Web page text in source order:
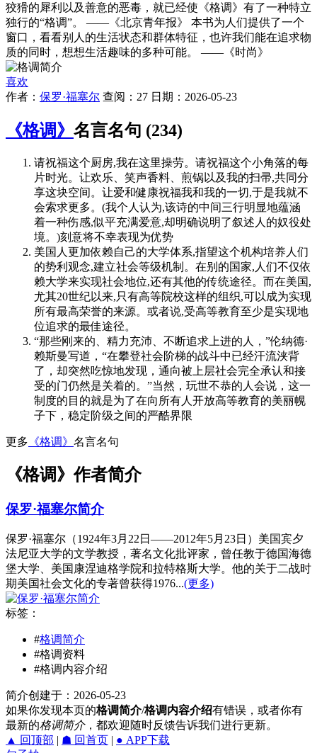
狡猾的犀利以及善意的恶毒，就已经使《格调》有了一种特立
独行的“格调”。 ——《北京青年报》 本书为人们提供了一个
窗口，看看别人的生活状态和群体特征，也许我们能在追求物
质的同时，想想生活趣味的多种可能。 ——《时尚》
喜欢
作者： 保罗·福塞尔 查阅：27 日期：2026-05-23
《格调》 名言名句 (234)
请祝福这个厨房,我在这里操劳。请祝福这个小角落的每
片时光。让欢乐、笑声香料、煎锅以及我的扫帚,共同分
享这块空间。让爱和健康祝福我和我的一切,于是我就不
会索求更多。(我个人认为,该诗的中间三行明显地蕴涵
着一种伤感,似平充满爱意,却明确说明了叙述人的奴役处
境。)刻意将不幸表现为优势
美国人更加依赖自己的大学体系,指望这个机构培养人们
的势利观念,建立社会等级机制。在别的国家,人们不仅依
赖大学来实现社会地位,还有其他的传统途径。而在美国,
尤其20世纪以来,只有高等院校这样的组织,可以成为实现
所有最高荣誉的来源。或者说,受高等教育至少是实现地
位追求的最佳途径。
“那些刚来的、精力充沛、不断追求上进的人，”伦纳德·
赖斯曼写道，“在攀登社会阶梯的战斗中已经汗流浃背
了，却突然吃惊地发现，通向被上层社会完全承认和接
受的门仍然是关着的。”当然，玩世不恭的人会说，这一
制度的目的就是为了在向所有人开放高等教育的美丽幌
子下，稳定阶级之间的严酷界限
更多 《格调》 名言名句
《格调》作者简介
保罗·福塞尔简介
保罗·福塞尔（1924年3月22日——2012年5月23日）美国宾夕
法尼亚大学的文学教授，著名文化批评家，曾任教于德国海德
堡大学、美国康涅迪格学院和拉特格斯大学。他的关于二战时
期美国社会文化的专著曾获得1976...(更多)
标签：
#格调简介
#格调资料
#格调内容介绍
简介创建于：2026-05-23
如果你发现本页的格调简介/格调内容介绍有错误，或者你有
最新的格调简介，都欢迎随时反馈告诉我们进行更新。
▲ 回顶部 | ☗ 回首页 | ● APP下载